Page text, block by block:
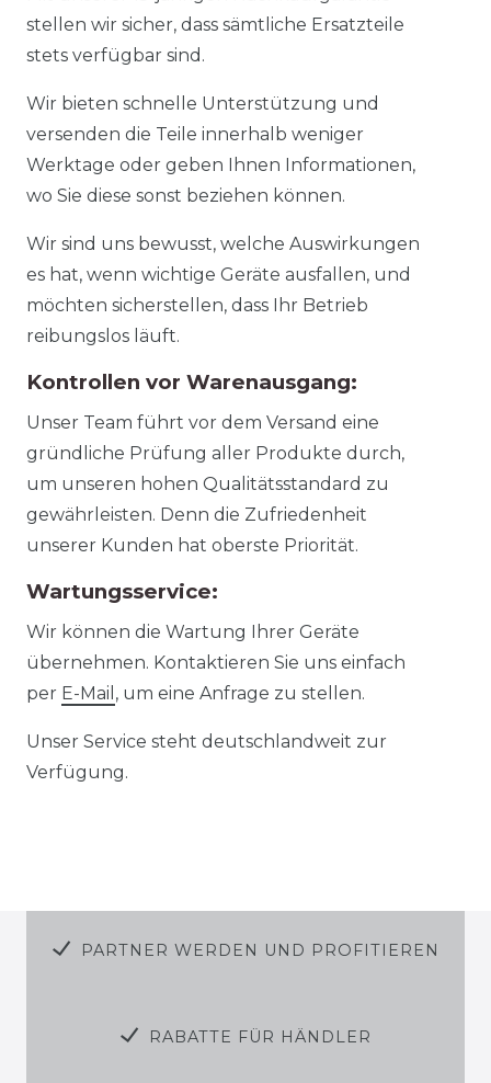
stellen wir sicher, dass sämtliche Ersatzteile
stets verfügbar sind.
Wir bieten schnelle Unterstützung und
versenden die Teile innerhalb weniger
Werktage oder geben Ihnen Informationen,
wo Sie diese sonst beziehen können.
Wir sind uns bewusst, welche Auswirkungen
es hat, wenn wichtige Geräte ausfallen, und
möchten sicherstellen, dass Ihr Betrieb
reibungslos läuft.
Kontrollen vor Warenausgang:
Unser Team führt vor dem Versand eine
gründliche Prüfung aller Produkte durch,
um unseren hohen Qualitätsstandard zu
gewährleisten. Denn die Zufriedenheit
unserer Kunden hat oberste Priorität.
Wartungsservice:
Wir können die Wartung Ihrer Geräte
übernehmen. Kontaktieren Sie uns einfach
per E-Mail , um eine Anfrage zu stellen.
Unser Service steht deutschlandweit zur
Verfügung.
PARTNER WERDEN UND PROFITIEREN
RABATTE FÜR HÄNDLER